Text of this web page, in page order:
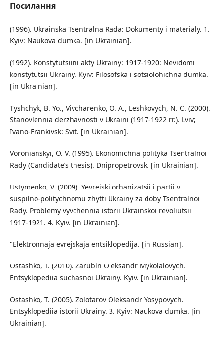
Посилання
(1996). Ukrainska Tsentralna Rada: Dokumenty i materialy. 1.
Kyiv: Naukova dumka. [in Ukrainian].
(1992). Konstytutsiini akty Ukrainy: 1917-1920: Nevidomi
konstytutsii Ukrainy. Kyiv: Filosofska i sotsiolohichna dumka.
[in Ukrainian].
Tyshchyk, B. Yo., Vivcharenko, O. A., Leshkovych, N. O. (2000).
Stanovlennia derzhavnosti v Ukraini (1917-1922 rr.). Lviv;
Ivano-Frankivsk: Svit. [in Ukrainian].
Voronianskyi, O. V. (1995). Ekonomichna polityka Tsentralnoi
Rady (Candidate’s thesis). Dnipropetrovsk. [in Ukrainian].
Ustymenko, V. (2009). Yevreiski orhanizatsii i partii v
suspilno-politychnomu zhytti Ukrainy za doby Tsentralnoi
Rady. Problemy vyvchennia istorii Ukrainskoi revoliutsii
1917-1921. 4. Kyiv. [in Ukrainian].
"Elektronnaja evrejskaja entsiklopedija. [in Russian].
Ostashko, T. (2010). Zarubin Oleksandr Mykolaiovych.
Entsyklopediia suchasnoi Ukrainy. Kyiv. [in Ukrainian].
Ostashko, T. (2005). Zolotarov Oleksandr Yosypovych.
Entsyklopediia istorii Ukrainy. 3. Kyiv: Naukova dumka. [in
Ukrainian].